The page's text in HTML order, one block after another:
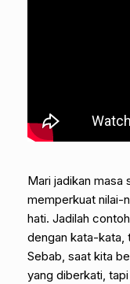
Mari jadikan masa
memperkuat nilai-
hati. Jadilah
dengan kata-kata,
Sebab, saat kita
yang diberkati,